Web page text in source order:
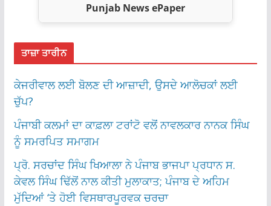
Punjab News ePaper
ਤਾਜ਼ਾ ਤਾਰੀਨ
ਕੇਜਰੀਵਾਲ ਲਈ ਬੋਲਣ ਦੀ ਆਜ਼ਾਦੀ, ਉਸਦੇ ਆਲੋਚਕਾਂ ਲਈ
ਚੁੱਪ?
ਪੰਜਾਬੀ ਕਲਮਾਂ ਦਾ ਕਾਫ਼ਲਾ ਟਰਾਂਟੋ ਵਲੋਂ ਨਾਵਲਕਾਰ ਨਾਨਕ ਸਿੰਘ
ਨੂੰ ਸਮਰਪਿਤ ਸਮਾਗਮ
ਪ੍ਰੋ. ਸਰਚਾਂਦ ਸਿੰਘ ਖਿਆਲਾ ਨੇ ਪੰਜਾਬ ਭਾਜਪਾ ਪ੍ਰਧਾਨ ਸ.
ਕੇਵਲ ਸਿੰਘ ਢਿੱਲੋਂ ਨਾਲ ਕੀਤੀ ਮੁਲਾਕਾਤ; ਪੰਜਾਬ ਦੇ ਅਹਿਮ
ਮੁੱਦਿਆਂ ‘ਤੇ ਹੋਈ ਵਿਸਥਾਰਪੂਰਵਕ ਚਰਚਾ